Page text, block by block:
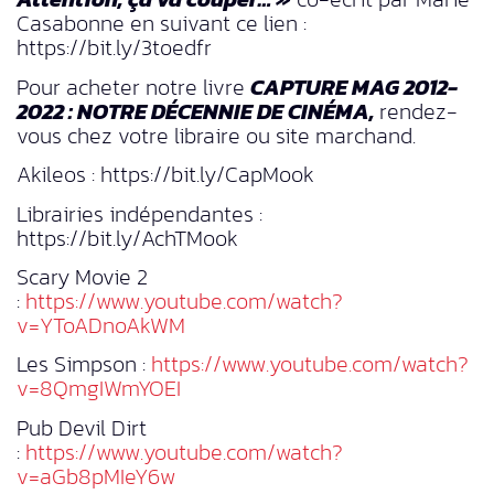
Casabonne en suivant ce lien :
https://bit.ly/3toedfr
Pour acheter notre livre CAPTURE MAG 2012-
2022 : NOTRE DÉCENNIE DE CINÉMA, rendez-
vous chez votre libraire ou site marchand.
Akileos : https://bit.ly/CapMook
Librairies indépendantes :
https://bit.ly/AchTMook
Scary Movie 2
: https://www.youtube.com/watch?
v=YToADnoAkWM
Les Simpson : https://www.youtube.com/watch?
v=8QmgIWmYOEI
Pub Devil Dirt
: https://www.youtube.com/watch?
v=aGb8pMIeY6w